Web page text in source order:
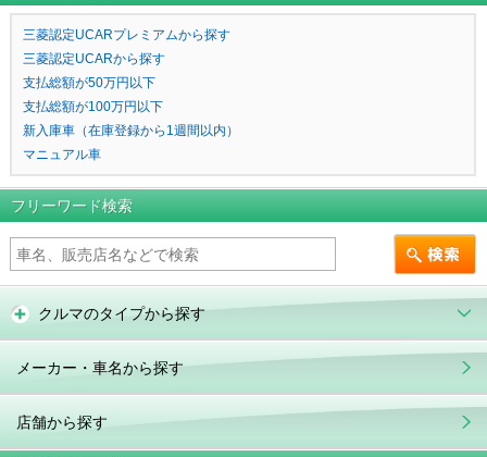
三菱認定UCARプレミアムから探す
三菱認定UCARから探す
支払総額が50万円以下
支払総額が100万円以下
新入庫車（在庫登録から1週間以内）
マニュアル車
フリーワード検索
クルマのタイプから探す
メーカー・車名から探す
店舗から探す